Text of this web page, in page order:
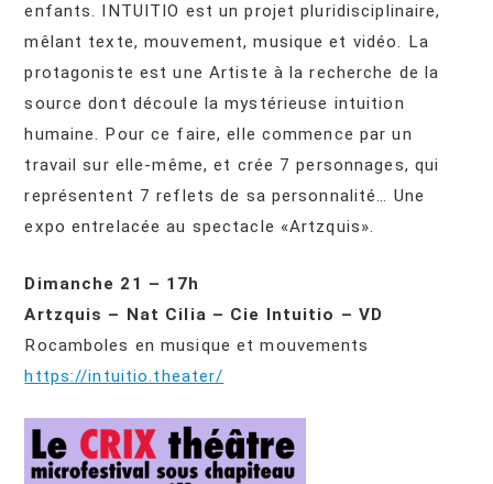
enfants. INTUITIO est un projet pluridisciplinaire,
mêlant texte, mouvement, musique et vidéo. La
protagoniste est une Artiste à la recherche de la
source dont découle la mystérieuse intuition
humaine. Pour ce faire, elle commence par un
travail sur elle-même, et crée 7 personnages, qui
représentent 7 reflets de sa personnalité… Une
expo entrelacée au spectacle «Artzquis».
Dimanche 21 – 17h
Artzquis – Nat Cilia – Cie Intuitio – VD
Rocamboles en musique et mouvements
https://intuitio.theater/